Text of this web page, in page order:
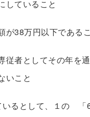
していること
が38万円以下である
従者としてその年
いこと
るとして、１の 「